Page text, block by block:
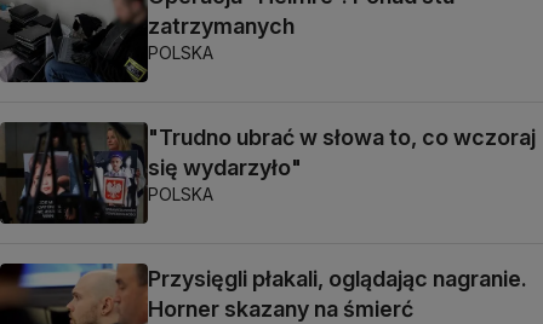
zatrzymanych
POLSKA
"Trudno ubrać w słowa to, co wczoraj
się wydarzyło"
POLSKA
Przysięgli płakali, oglądając nagranie.
Horner skazany na śmierć